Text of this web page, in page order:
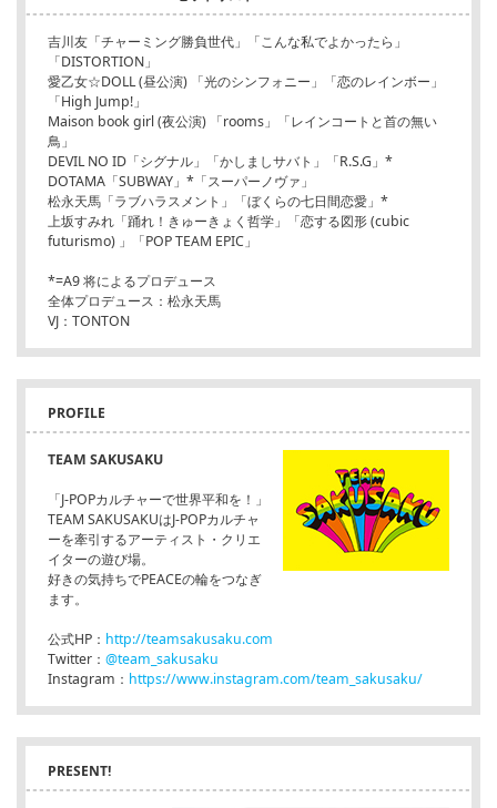
吉川友「チャーミング勝負世代」「こんな私でよかったら」
「DISTORTION」
愛乙女☆DOLL (昼公演) 「光のシンフォニー」「恋のレインボー」
「High Jump!」
Maison book girl (夜公演) 「rooms」「レインコートと首の無い
鳥」
DEVIL NO ID「シグナル」「かしましサバト」「R.S.G」*
DOTAMA「SUBWAY」*「スーパーノヴァ」
松永天馬「ラブハラスメント」「ぼくらの七日間恋愛」*
上坂すみれ「踊れ！きゅーきょく哲学」「恋する図形 (cubic
futurismo) 」「POP TEAM EPIC」
*=A9 将によるプロデュース
全体プロデュース：松永天馬
VJ：TONTON
PROFILE
TEAM SAKUSAKU
「J-POPカルチャーで世界平和を！」
TEAM SAKUSAKUはJ-POPカルチャ
ーを牽引するアーティスト・クリエ
イターの遊び場。
好きの気持ちでPEACEの輪をつなぎ
ます。
公式HP： http://teamsakusaku.com
Twitter： @team_sakusaku
Instagram： https://www.instagram.com/team_sakusaku/
PRESENT!